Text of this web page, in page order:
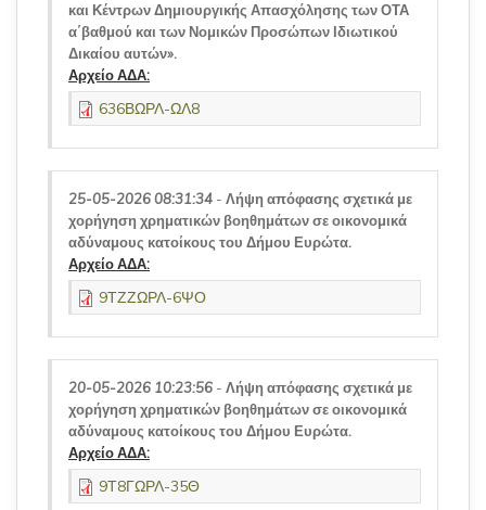
και Κέντρων Δημιουργικής Απασχόλησης των ΟΤΑ
α΄βαθμού και των Νομικών Προσώπων Ιδιωτικού
Δικαίου αυτών».
Αρχείο ΑΔΑ:
636ΒΩΡΛ-ΩΛ8
25-05-2026 08:31:34 - Λήψη απόφασης σχετικά με
χορήγηση χρηματικών βοηθημάτων σε οικονομικά
αδύναμους κατοίκους του Δήμου Ευρώτα.
Αρχείο ΑΔΑ:
9ΤΖΖΩΡΛ-6ΨΟ
20-05-2026 10:23:56 - Λήψη απόφασης σχετικά με
χορήγηση χρηματικών βοηθημάτων σε οικονομικά
αδύναμους κατοίκους του Δήμου Ευρώτα.
Αρχείο ΑΔΑ:
9Τ8ΓΩΡΛ-35Θ